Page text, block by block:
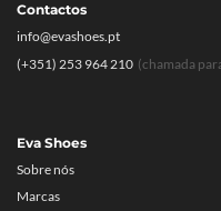
Eva Shoes
Sobre nós
Marcas
Contactos
info@evashoes.pt
(+351) 253 964 210 (chamada